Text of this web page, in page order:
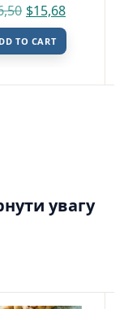
$15,68
TO CART
увагу